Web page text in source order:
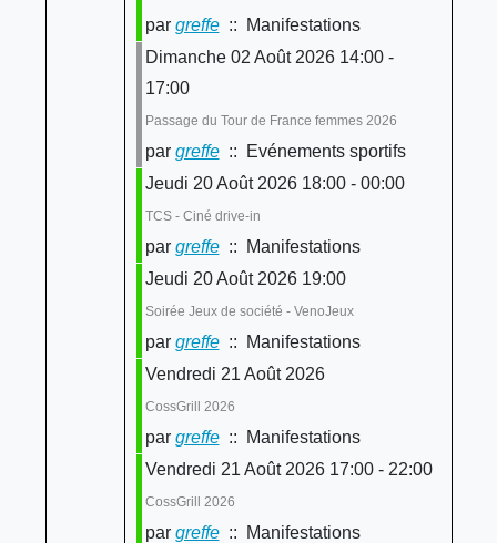
par greffe:: Manifestations
Dimanche 02 Août 2026 14:00 -
17:00
Passage du Tour de France femmes 2026
par greffe:: Evénements sportifs
Jeudi 20 Août 2026 18:00 - 00:00
TCS - Ciné drive-in
par greffe:: Manifestations
Jeudi 20 Août 2026 19:00
Soirée Jeux de société - VenoJeux
par greffe:: Manifestations
Vendredi 21 Août 2026
CossGrill 2026
par greffe:: Manifestations
Vendredi 21 Août 2026 17:00 - 22:00
CossGrill 2026
par greffe:: Manifestations